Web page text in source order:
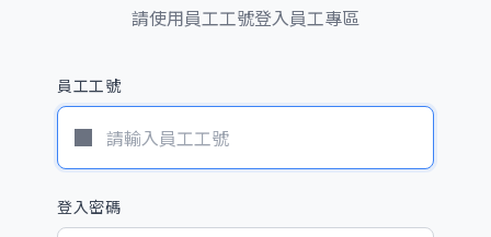
請使用員工工號登入員工專區
員工工號
登入密碼